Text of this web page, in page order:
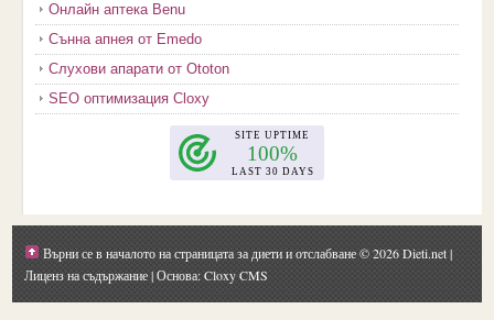
2017-10(3)
2017-08(3)
2017-07(1)
2017-06(2)
2017-02(2)
2017-01(1)
2016-09(1)
Онлайн аптека Benu
Сънна апнея от Emedo
Слухови апарати от Ototon
SEO оптимизация Cloxy
Върни се в началото на страницата за диети и отслабване© 2026 Dieti.net |
Лиценз на съдържание| Основа: Cloxy CMS